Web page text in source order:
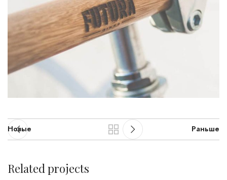
Новые Раньше
Related projects